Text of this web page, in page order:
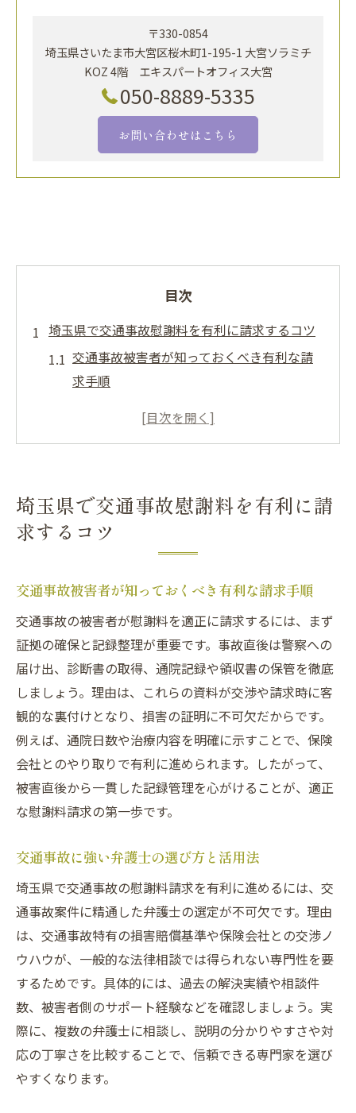
〒330-0854
埼玉県さいたま市大宮区桜木町1-195-1 大宮ソラミチ
KOZ 4階 エキスパートオフィス大宮
050-8889-5335
お問い合わせはこちら
目次
埼玉県で交通事故慰謝料を有利に請求するコツ
交通事故被害者が知っておくべき有利な請
求手順
交通事故に強い弁護士の選び方と活用法
イント
口コミを活かした交通事故弁護士の見極め
交通事故の慰謝料計算で知っておくべき基準
交通事故慰謝料の計算に必要な基準とは何
か
自賠責基準と弁護士基準の違いを理解しよ
う
過失割合が慰謝料計算に与える影響と対策
通院回数や期間が交通事故慰謝料に反映さ
れる仕組み
交通事故慰謝料計算で注意したいポイント
交通事故に詳しい弁護士へ基準ごとの相談
を活用
用法
交通事故慰謝料請求で弁護士依頼が有効な
理由
交通事故に強い弁護士のサポート内容を解
説
弁護士に依頼した方がいいケースと判断基
準
交通事故被害者が無料相談を活用するメリ
埼玉県で交通事故慰謝料を有利に請
求するコツ
交通事故被害者が知っておくべき有利な請求手順
交通事故の被害者が慰謝料を適正に請求するには、まず
証拠の確保と記録整理が重要です。事故直後は警察への
届け出、診断書の取得、通院記録や領収書の保管を徹底
しましょう。理由は、これらの資料が交渉や請求時に客
観的な裏付けとなり、損害の証明に不可欠だからです。
例えば、通院日数や治療内容を明確に示すことで、保険
会社とのやり取りで有利に進められます。したがって、
被害直後から一貫した記録管理を心がけることが、適正
な慰謝料請求の第一歩です。
交通事故に強い弁護士の選び方と活用法
埼玉県で交通事故の慰謝料請求を有利に進めるには、交
通事故案件に精通した弁護士の選定が不可欠です。理由
は、交通事故特有の損害賠償基準や保険会社との交渉ノ
ウハウが、一般的な法律相談では得られない専門性を要
するためです。具体的には、過去の解決実績や相談件
数、被害者側のサポート経験などを確認しましょう。実
際に、複数の弁護士に相談し、説明の分かりやすさや対
応の丁寧さを比較することで、信頼できる専門家を選び
やすくなります。